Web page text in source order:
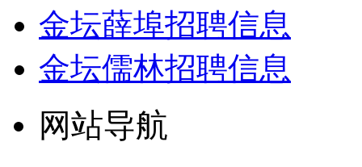
金坛薛埠招聘信息
金坛儒林招聘信息
网站导航